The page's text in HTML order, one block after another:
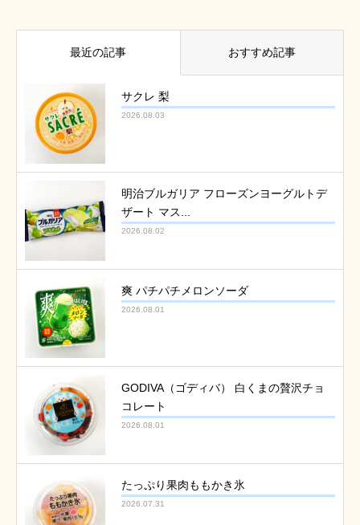
最近の記事 おすすめ記事
サクレ 梨
2026.08.03
明治ブルガリア フローズンヨーグルトデ
ザート マス...
2026.08.02
爽 パチパチメロンソーダ
2026.08.01
GODIVA（ゴディバ） 白くまの贅沢チョ
コレート
2026.08.01
たっぷり果肉ももかき氷
2026.07.31